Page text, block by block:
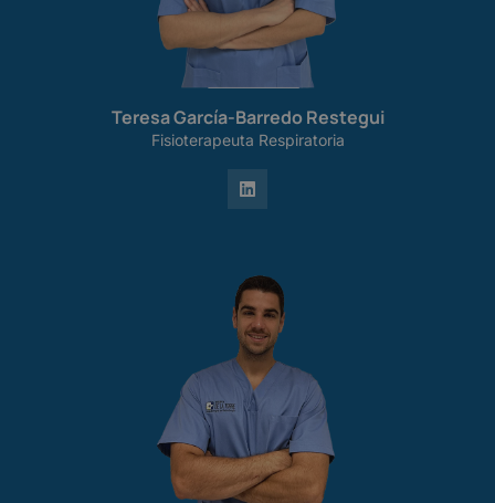
Teresa García-Barredo Restegui
Fisioterapeuta Respiratoria